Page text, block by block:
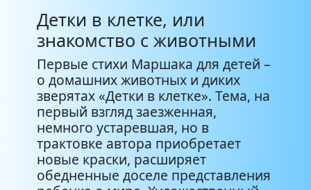
Детки в клетке, или
знакомство с животными
Первые стихи Маршака для детей –
о домашних животных и диких
зверятах «Детки в клетке». Тема, на
первый взгляд заезженная,
немного устаревшая, но в
трактовке автора приобретает
новые краски, расширяет
обедненные доселе представления